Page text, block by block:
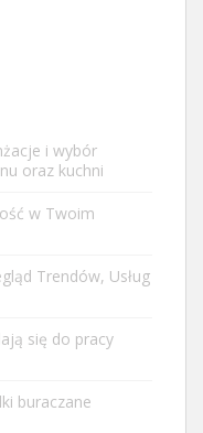
i wybór
oraz kuchni
w Twoim
Trendów, Usług
się do pracy
buraczane